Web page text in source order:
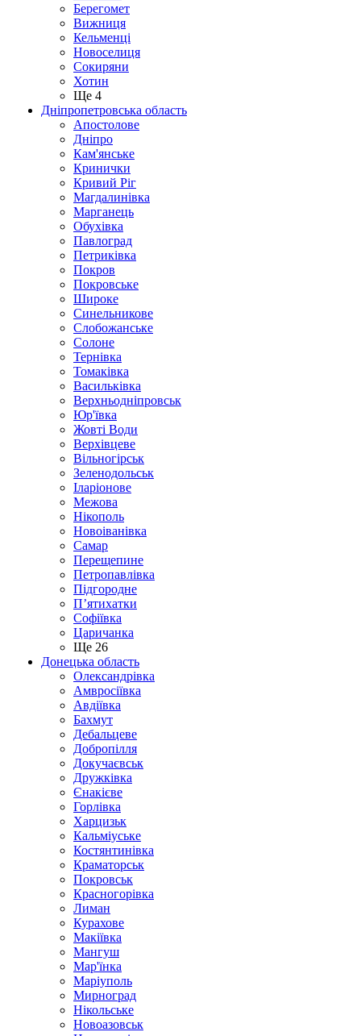
Берегомет
Вижниця
Кельменці
Новоселиця
Сокиряни
Хотин
Ще 4
Дніпропетровська область
Апостолове
Дніпро
Кам'янське
Кринички
Кривий Ріг
Магдалинівка
Марганець
Обухівка
Павлоград
Петриківка
Покров
Покровське
Широке
Синельникове
Слобожанське
Солоне
Тернівка
Томаківка
Васильківка
Верхньодніпровськ
Юр'ївка
Жовті Води
Верхівцеве
Вільногірськ
Зеленодольськ
Іларіонове
Межова
Нікополь
Новоіванівка
Самар
Перещепине
Петропавлівка
Підгородне
П’ятихатки
Софіївка
Царичанка
Ще 26
Донецька область
Олександрівка
Амвросіївка
Авдіївка
Бахмут
Дебальцеве
Добропілля
Докучаєвськ
Дружківка
Єнакієве
Горлівка
Харцизьк
Кальміуське
Костянтинівка
Краматорськ
Покровськ
Красногорівка
Лиман
Курахове
Макіївка
Мангуш
Мар'їнка
Маріуполь
Мирноград
Нікольське
Новоазовськ